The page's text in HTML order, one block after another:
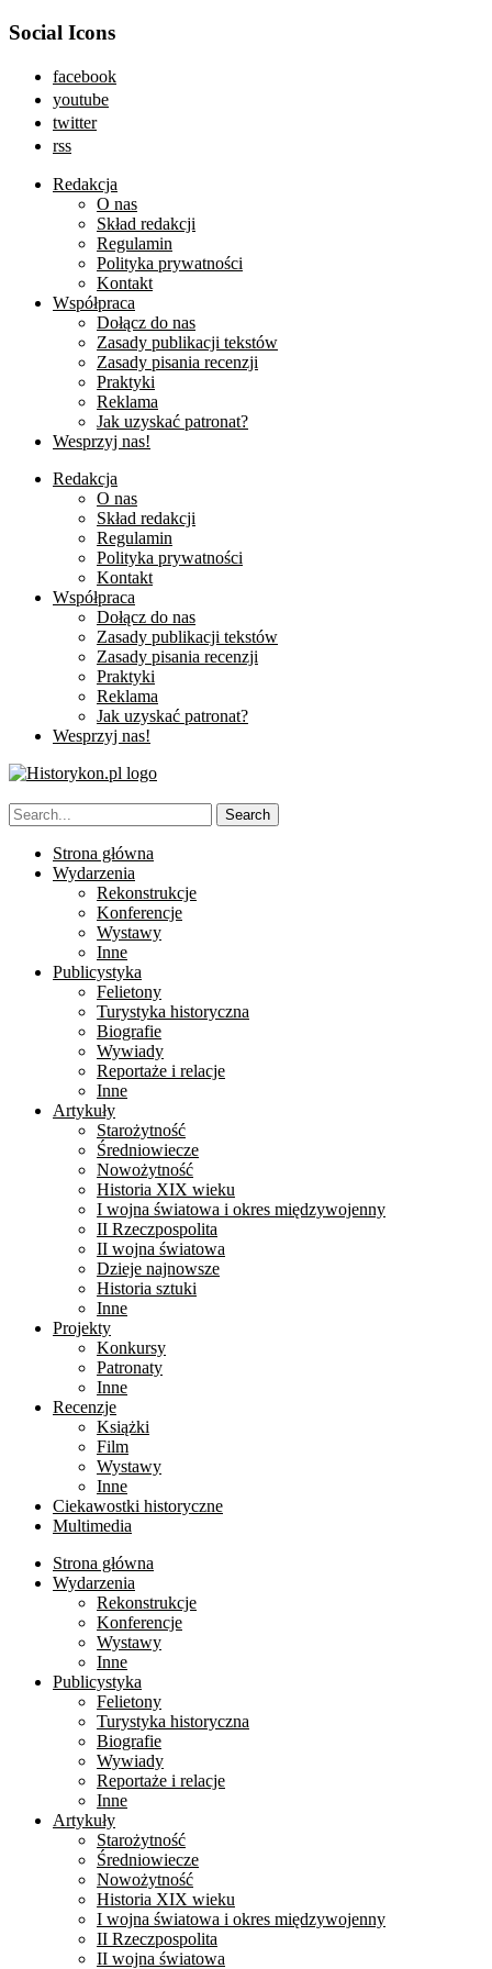
Social Icons
facebook
youtube
twitter
rss
Redakcja
O nas
Skład redakcji
Regulamin
Polityka prywatności
Kontakt
Współpraca
Dołącz do nas
Zasady publikacji tekstów
Zasady pisania recenzji
Praktyki
Reklama
Jak uzyskać patronat?
Wesprzyj nas!
Redakcja
O nas
Skład redakcji
Regulamin
Polityka prywatności
Kontakt
Współpraca
Dołącz do nas
Zasady publikacji tekstów
Zasady pisania recenzji
Praktyki
Reklama
Jak uzyskać patronat?
Wesprzyj nas!
Strona główna
Wydarzenia
Rekonstrukcje
Konferencje
Wystawy
Inne
Publicystyka
Felietony
Turystyka historyczna
Biografie
Wywiady
Reportaże i relacje
Inne
Artykuły
Starożytność
Średniowiecze
Nowożytność
Historia XIX wieku
I wojna światowa i okres międzywojenny
II Rzeczpospolita
II wojna światowa
Dzieje najnowsze
Historia sztuki
Inne
Projekty
Konkursy
Patronaty
Inne
Recenzje
Książki
Film
Wystawy
Inne
Ciekawostki historyczne
Multimedia
Strona główna
Wydarzenia
Rekonstrukcje
Konferencje
Wystawy
Inne
Publicystyka
Felietony
Turystyka historyczna
Biografie
Wywiady
Reportaże i relacje
Inne
Artykuły
Starożytność
Średniowiecze
Nowożytność
Historia XIX wieku
I wojna światowa i okres międzywojenny
II Rzeczpospolita
II wojna światowa